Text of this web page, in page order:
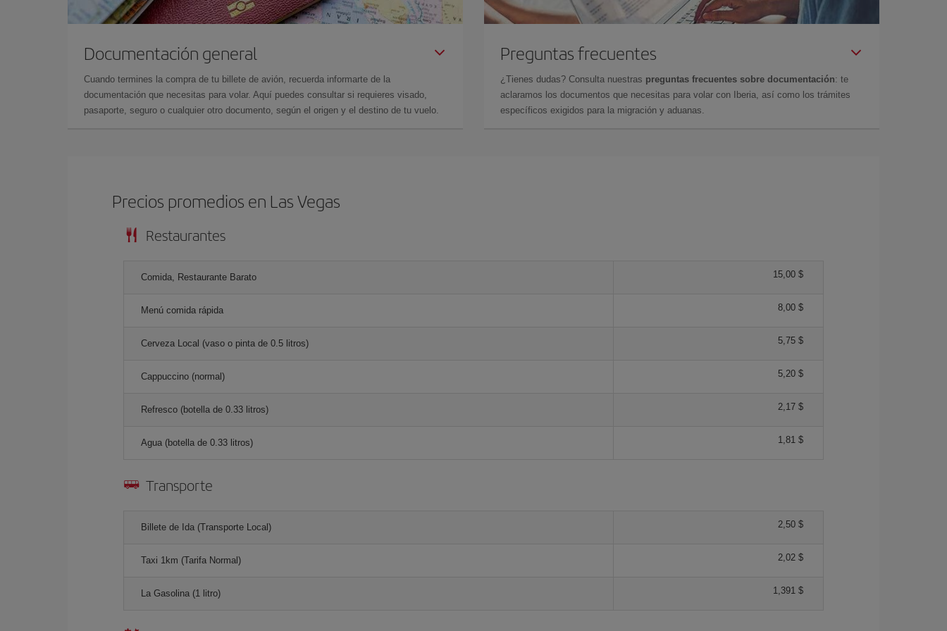
Documentación general
Cuando termines la compra de tu billete de avión, recuerda informarte de la
documentación que necesitas para volar. Aquí puedes consultar si requieres visado,
pasaporte, seguro o cualquier otro documento, según el origen y el destino de tu vuelo.
Preguntas frecuentes
¿Tienes dudas? Consulta nuestras preguntas frecuentes sobre documentación: te
aclaramos los documentos que necesitas para volar con Iberia, así como los trámites
específicos exigidos para la migración y aduanas.
Precios promedios en Las Vegas
Restaurantes
Comida, Restaurante Barato 15,00 $
Menú comida rápida 8,00 $
Cerveza Local (vaso o pinta de 0.5 litros) 5,75 $
Cappuccino (normal) 5,20 $
Refresco (botella de 0.33 litros) 2,17 $
Agua (botella de 0.33 litros) 1,81 $
Transporte
Billete de Ida (Transporte Local) 2,50 $
Taxi 1km (Tarifa Normal) 2,02 $
La Gasolina (1 litro) 1,391 $